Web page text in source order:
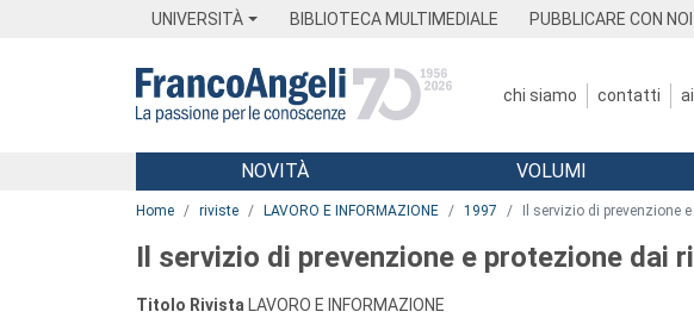
UNIVERSITÀ BIBLIOTECA MULTIMEDIALE PUBBLICARE CON NOI
chi siamo contatti
Menu
NOVITÀ VOLUMI
Home riviste LAVORO E INFORMAZIONE 1997 Il servizio di prevenzione
Il servizio di prevenzione e protezione dai
Titolo Rivista LAVORO E INFORMAZIONE